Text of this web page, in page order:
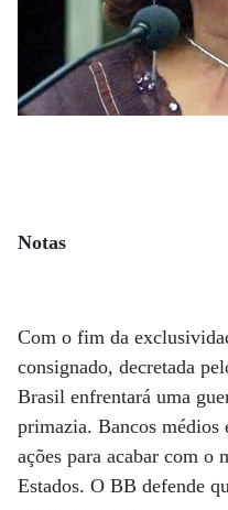
Notas
Com o fim da
consignado, decretada
Brasil enfrentará uma
primazia. Bancos médios
ações para acabar com
Estados. O BB defende